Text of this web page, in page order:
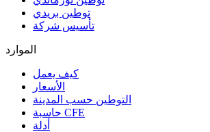
توطين بريدي
تأسيس شركة
الموارد
كيف يعمل
الأسعار
التوطين حسب المدينة
حاسبة CFE
أدلة